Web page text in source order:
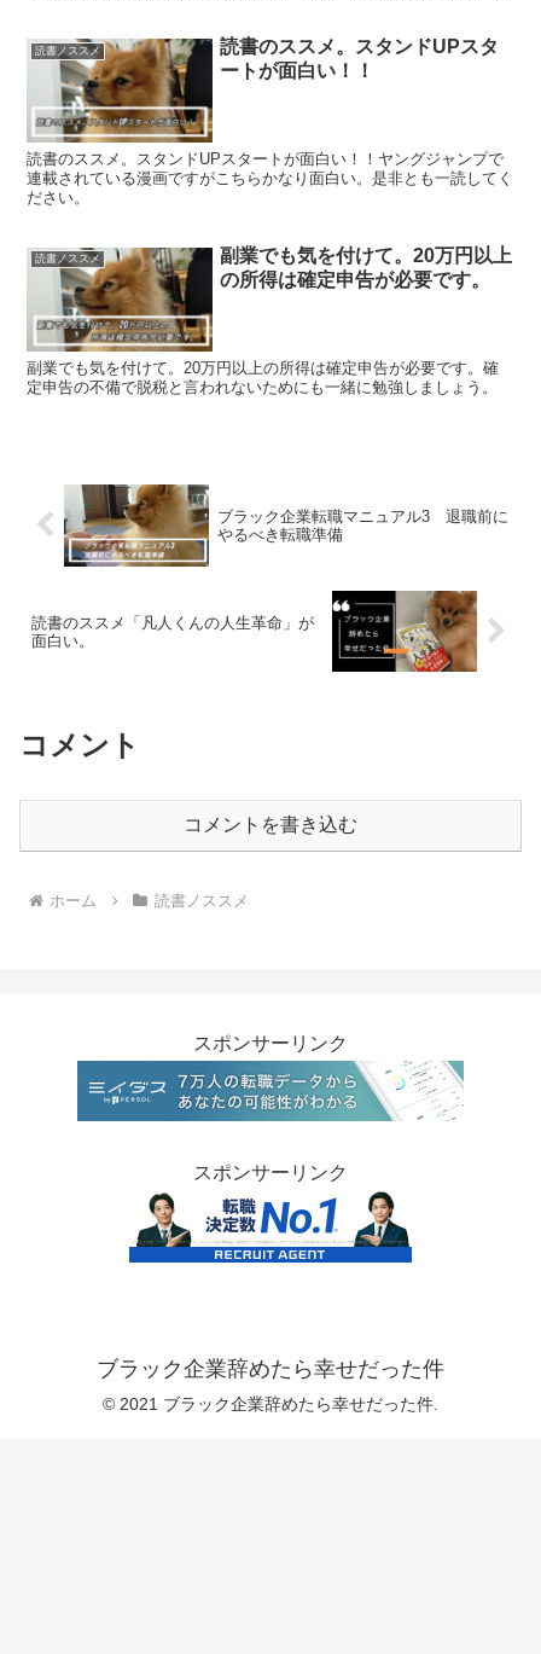
読書ノススメ
読書のススメ。スタンドUPスタ
ートが面白い！！
読書のススメ。スタンドUPスタートが面白い！！ヤングジャンプで
連載されている漫画ですがこちらかなり面白い。是非とも一読してく
ださい。
読書ノススメ
副業でも気を付けて。20万円以上
の所得は確定申告が必要です。
副業でも気を付けて。20万円以上の所得は確定申告が必要です。確
定申告の不備で脱税と言われないためにも一緒に勉強しましょう。
ブラック企業転職マニュアル3 退職前に
やるべき転職準備
読書のススメ「凡人くんの人生革命」が
面白い。
コメント
コメントを書き込む
ホーム 読書ノススメ
スポンサーリンク
スポンサーリンク
ブラック企業辞めたら幸せだった件
© 2021 ブラック企業辞めたら幸せだった件.